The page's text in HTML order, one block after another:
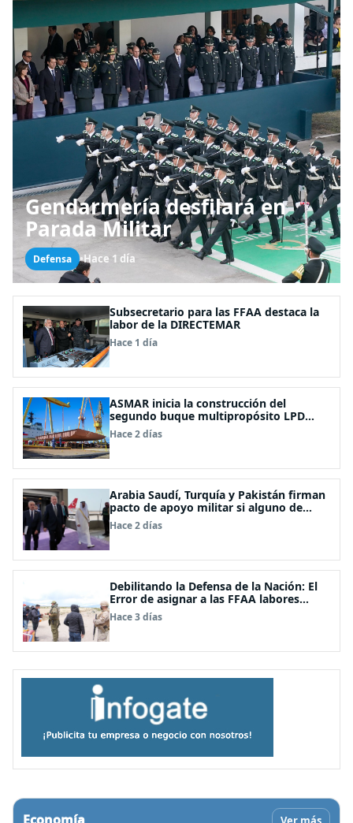
Gendarmería desfilará en
Parada Militar
Defensa •Hace 1 día
Subsecretario para las FFAA destaca la
labor de la DIRECTEMAR
Hace 1 día
ASMAR inicia la construcción del
segundo buque multipropósito LPD
“Rapa Nui”
Hace 2 días
Arabia Saudí, Turquía y Pakistán firman
pacto de apoyo militar si alguno de
ellos es atacado
Hace 2 días
Debilitando la Defensa de la Nación: El
Error de asignar a las FFAA labores
policiales
Hace 3 días